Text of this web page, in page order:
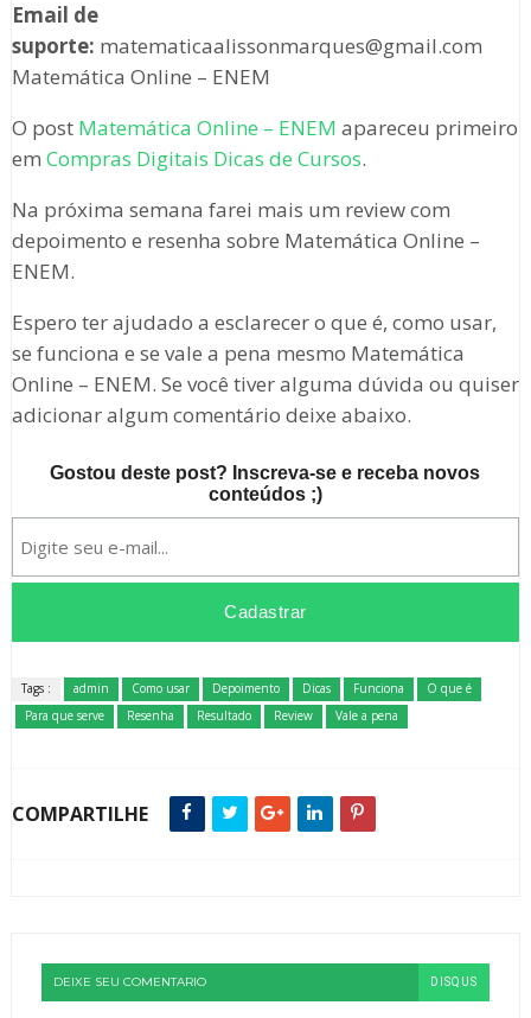
Email de
suporte: matematicaalissonmarques@gmail.com
Matemática Online – ENEM
O post Matemática Online – ENEM apareceu primeiro
em Compras Digitais Dicas de Cursos.
Na próxima semana farei mais um review com
depoimento e resenha sobre Matemática Online –
ENEM.
Espero ter ajudado a esclarecer o que é, como usar,
se funciona e se vale a pena mesmo Matemática
Online – ENEM. Se você tiver alguma dúvida ou quiser
adicionar algum comentário deixe abaixo.
Gostou deste post? Inscreva-se e receba novos
conteúdos ;)
Tags : admin Como usar Depoimento Dicas Funciona
O que é
Para que serve
Resenha Resultado Review Vale a pena
COMPARTILHE
DEIXE SEU COMENTARIO DISQUS